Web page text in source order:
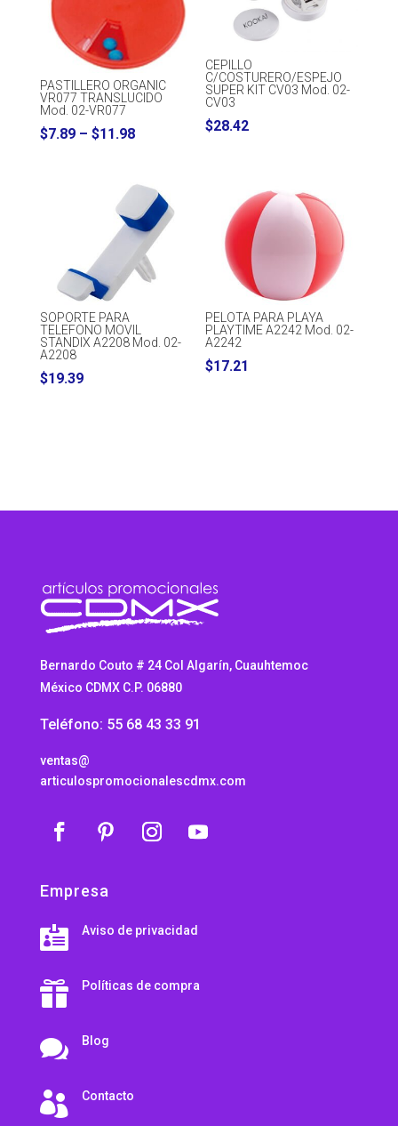
PASTILLERO ORGANIC
VR077 TRANSLUCIDO
Mod. 02-VR077
$7.89 – $11.98Price
through
$11.98
CEPILLO
C/COSTURERO/ESPEJO
SUPER KIT CV03 Mod. 02-
CV03
$28.42
SOPORTE PARA
TELEFONO MOVIL
STANDIX A2208 Mod. 02-
A2208
$19.39
PELOTA PARA PLAYA
PLAYTIME A2242 Mod. 02-
A2242
$17.21
Bernardo Couto # 24 Col Algarín, Cuauhtemoc
México CDMX C.P. 06880
Teléfono: 55 68 43 33 91
ventas@
articulospromocionalescdmx.com
Empresa
 Aviso de privacidad
 Políticas de compra
 Blog
 Contacto